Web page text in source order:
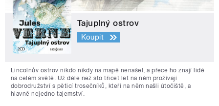
Tajuplný ostrov
Koupit
Lincolnův ostrov nikdo nikdy na mapě nenašel, a přece ho znají lidé
na celém světě. Už déle než sto třicet let na něm prožívají
dobrodružství s pěticí trosečníků, kteří na něm našli útočiště, a
hlavně nejedno tajemství.